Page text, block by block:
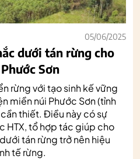
05/06/2025
dưới tán rừng cho
Sơn
rừng với tạo sinh kế vững
miền núi Phước Sơn (tỉnh
thiết. Điều này có sự
HTX, tổ hợp tác giúp cho
tán rừng trở nên hiệu
tế rừng.